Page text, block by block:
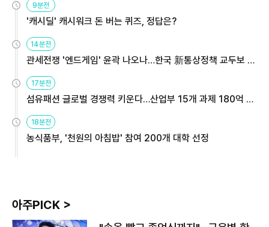
9분전
'캐시딜' 캐시워크 돈 버는 퀴즈, 정답은?
14분전
관세전쟁 '엔드게임' 윤곽 나오나…한국 新통상정책 교두보 활
17분전
섬유패션 글로벌 경쟁력 키운다…산업부 15개 과제 180억 지
18분전
농식품부, '천원의 아침밥' 참여 200개 대학 선정
아주PICK >